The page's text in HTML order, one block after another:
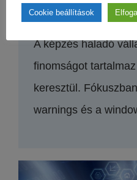
A képzés haladó
finomságot
keresztül.
warnings és a
Cookie beállítások